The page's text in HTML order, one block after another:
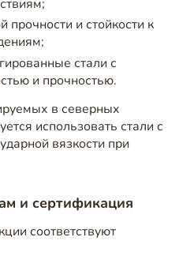
и стойкости к
стали с
и прочностью.
в северных
использовать стали с
вязкости при
и сертификация
соответствуют